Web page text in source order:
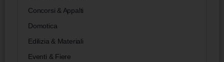
Concorsi & Appalti
Domotica
Edilizia & Materiali
Eventi & Fiere